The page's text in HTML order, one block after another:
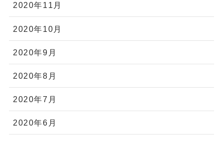
2020年11月
2020年10月
2020年9月
2020年8月
2020年7月
2020年6月